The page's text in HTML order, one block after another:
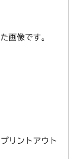
画像です。
リントアウト